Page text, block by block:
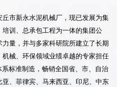
双嘴螺旋式包装机
市新永水泥机械厂，现已发展为集
训、总承包工程为一体的集团公
量，并与多家科研院所建立了长期
械、环保领域业绩卓越的专家担任
标准制造，畅销全国省、市、自治
、菲律宾、马来西亚、印尼、中东